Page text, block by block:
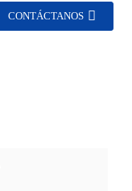
CONTÁCTANOS